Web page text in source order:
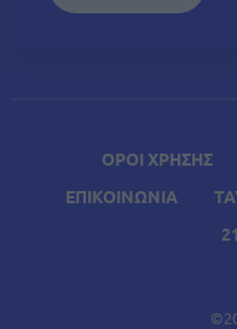
ΟΡΟΙ ΧΡΗΣΗΣ
ΕΠΙΚΟΙΝΩΝΙΑ